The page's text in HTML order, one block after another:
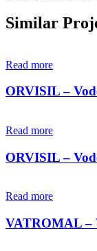
Similar
Read more
ORVISIL –
Read more
ORVISIL –
Read more
VATROMAL –